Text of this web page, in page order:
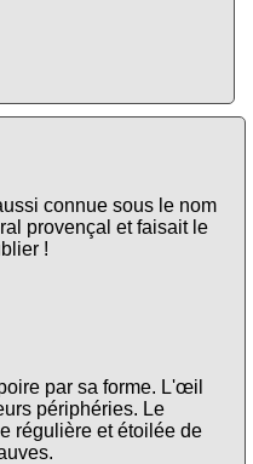
connue sous le nom
provençal et faisait le
!
par sa forme. L'œil
périphéries. Le
régulière et étoilée de